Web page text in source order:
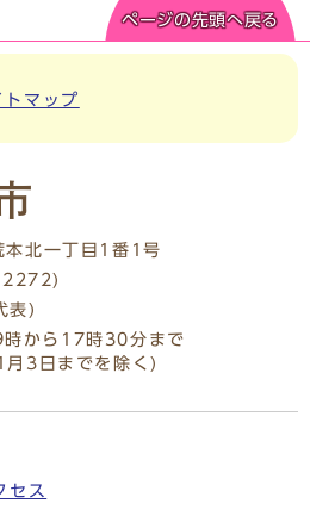
ページの先頭へ戻る
マップ
本北一丁目1番1号
表)
時から17時30分まで
3日までを除く)
セス